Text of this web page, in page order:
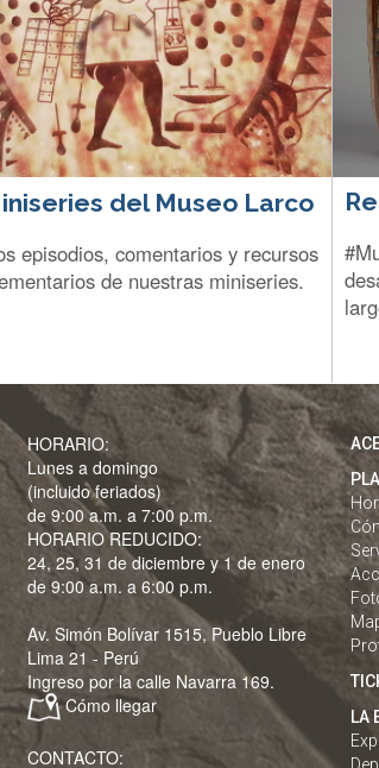
del Museo Larco
episodios, comentarios y recursos
de nuestras miniseries.
HORARIO:
Lunes a domingo
(incluido feriados)
de 9:00 a.m. a 7:00 p.m.
HORARIO REDUCIDO:
24, 25, 31 de diciembre y 1 de enero
de 9:00 a.m. a 6:00 p.m.
Av. Simón Bolívar 1515, Pueblo Libre
Lima 21 - Perú
Ingreso por la calle Navarra 169.
Cómo llegar
CONTACTO:
LA